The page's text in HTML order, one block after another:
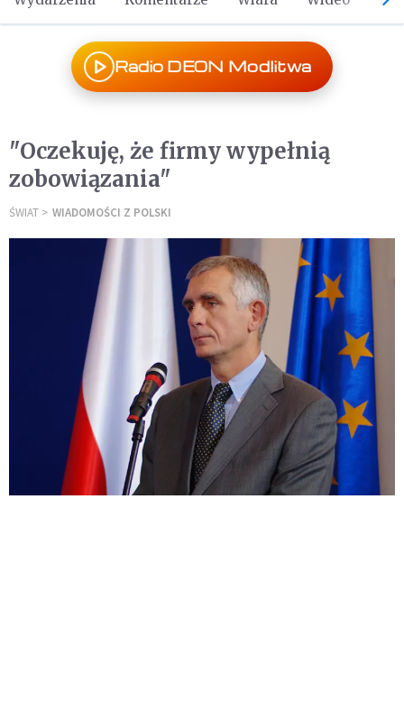
Radio DEON Modlitwa
"Oczekuję, że firmy wypełnią
zobowiązania"
ŚWIAT WIADOMOŚCI Z POLSKI